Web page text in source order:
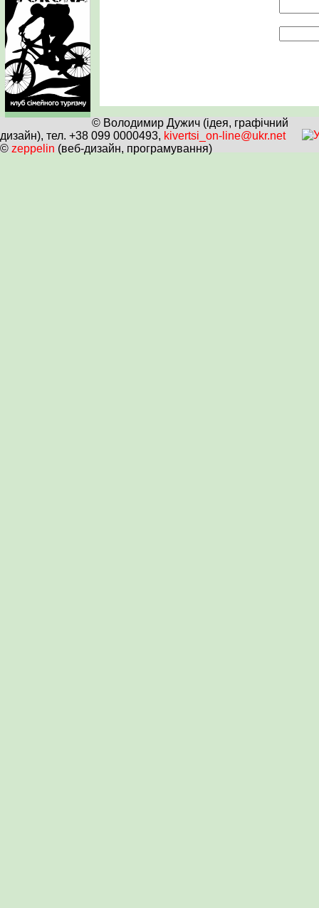
© Володимир Дужич (ідея, графічний
дизайн), тел. +38 099 0000493, kivertsi_on-line@ukr.net
© zeppelin (веб-дизайн, програмування)